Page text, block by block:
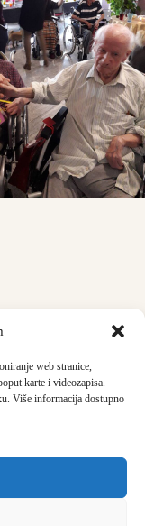
web stranice,
karte i videozapisa.
Više informacija dostupno